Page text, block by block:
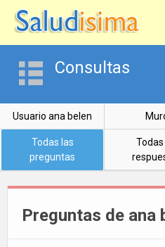
Consultas
Usuario ana belen
Todas las
preguntas
Todas
Preguntas de ana